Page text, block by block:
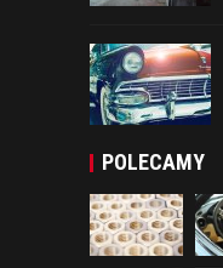
POLECAMY